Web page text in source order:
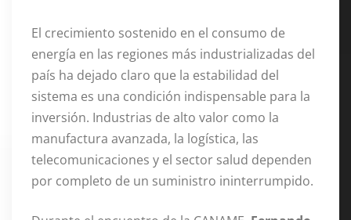
El crecimiento sostenido en el consumo de
energía en las regiones más industrializadas del
país ha dejado claro que la estabilidad del
sistema es una condición indispensable para la
inversión. Industrias de alto valor como la
manufactura avanzada, la logística, las
telecomunicaciones y el sector salud dependen
por completo de un suministro ininterrumpido.